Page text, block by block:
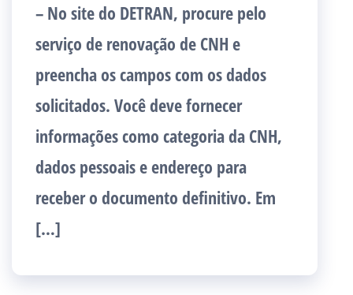
– No site do DETRAN, procure pelo
serviço de renovação de CNH e
preencha os campos com os dados
solicitados. Você deve fornecer
informações como categoria da CNH,
dados pessoais e endereço para
receber o documento definitivo. Em
[…]